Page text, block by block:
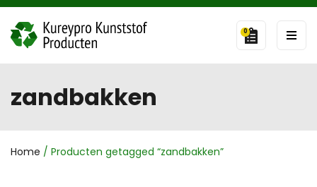
0
zandbakken
Home / Producten getagged “zandbakken”